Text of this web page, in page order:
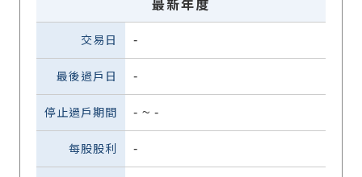
最新年度
-
-
- ~ -
-